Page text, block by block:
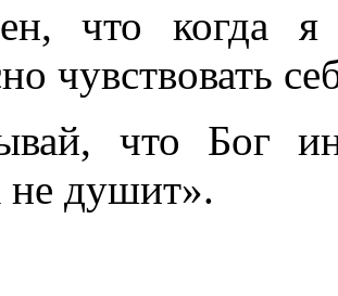
что когда
чувствовать
что Бог
не душит».